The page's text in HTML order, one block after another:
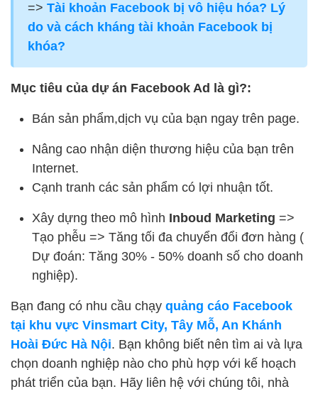
=> Tài khoản Facebook bị vô hiệu hóa? Lý
do và cách kháng tài khoản Facebook bị
khóa?
Mục tiêu của dự án Facebook Ad là gì?:
Bán sản phẩm,dịch vụ của bạn ngay trên page.
Nâng cao nhận diện thương hiệu của bạn trên
Internet.
Cạnh tranh các sản phẩm có lợi nhuận tốt.
Xây dựng theo mô hình Inboud Marketing =>
Tạo phễu => Tăng tối đa chuyển đổi đơn hàng (
Dự đoán: Tăng 30% - 50% doanh số cho doanh
nghiệp).
Bạn đang có nhu cầu chạy quảng cáo Facebook
tại khu vực Vinsmart City, Tây Mỗ, An Khánh
Hoài Đức Hà Nội. Bạn không biết nên tìm ai và lựa
chọn doanh nghiệp nào cho phù hợp với kế hoạch
phát triển của bạn. Hãy liên hệ với chúng tôi, nhà